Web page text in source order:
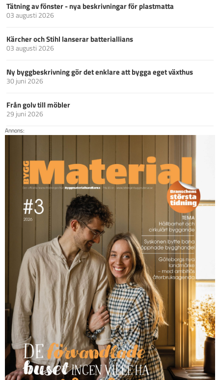
Tätning av fönster - nya beskrivningar för plastmatta
03 augusti 2026
Kärcher och Stihl lanserar batteriallians
03 augusti 2026
Ny byggbeskrivning gör det enklare att bygga eget växthus
30 juni 2026
Från golv till möbler
29 juni 2026
Annons: